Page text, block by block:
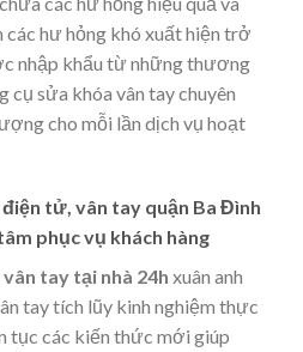
hư hỏng khó xuất hiện trở
nhập khẩu từ những thương
cụ sửa khóa vân tay chuyên
cho mỗi lần dịch vụ hoạt
tử, vân tay quận Ba Đình
phục vụ khách hàng
tay tại nhà 24h xuân anh
tay tích lũy kinh nghiệm thực
tục các kiến thức mới giúp